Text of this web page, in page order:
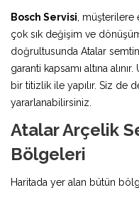
Bosch Servisi ,
çok sık değişim ve
doğrultusunda Atalar
garanti kapsamı altına
bir titizlik ile yapılır. Siz de
yararlanabilirsiniz.
Atalar Arçelik
Bölgeleri
Haritada yer alan bütün